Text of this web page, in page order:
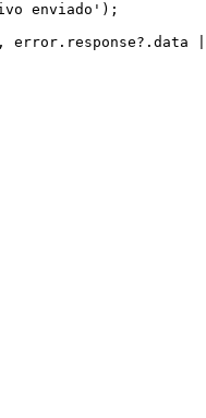
enviado ' ) ;
, error . response?. data